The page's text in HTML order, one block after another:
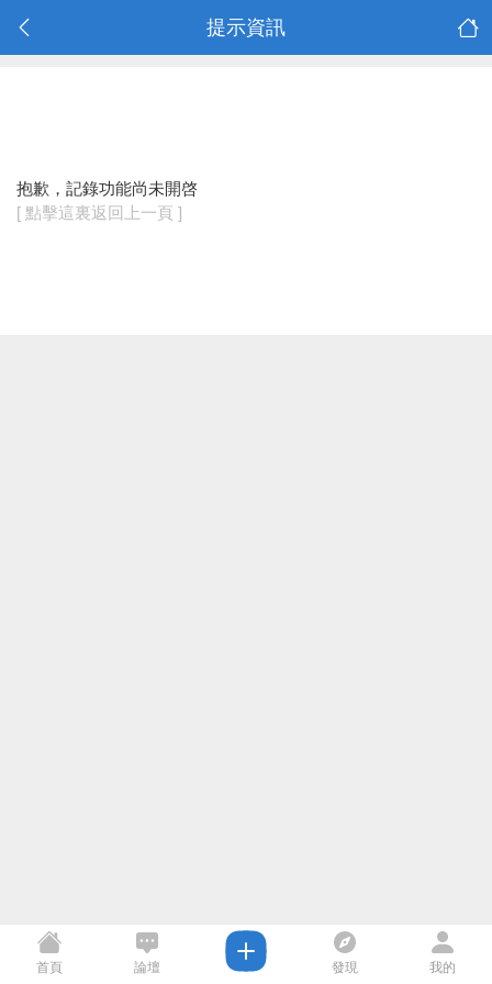
提示資訊
抱歉，記錄功能尚未開啓
[ 點擊這裏返回上一頁 ]
首頁 論壇 發現 我的